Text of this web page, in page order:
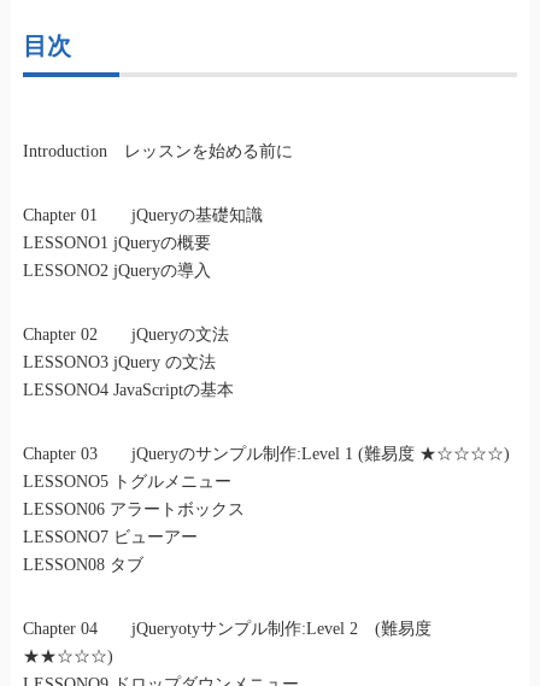
目次
Introduction レッスンを始める前に
Chapter 01 jQueryの基礎知識
LESSONO1 jQueryの概要
LESSONO2 jQueryの導入
Chapter 02 jQueryの文法
LESSONO3 jQuery の文法
LESSONO4 JavaScriptの基本
Chapter 03 jQueryのサンプル制作:Level 1 (難易度 ★☆☆☆☆)
LESSONO5 トグルメニュー
LESSON06 アラートボックス
LESSONO7 ビューアー
LESSON08 タブ
Chapter 04 jQueryotyサンプル制作:Level 2 (難易度
★★☆☆☆)